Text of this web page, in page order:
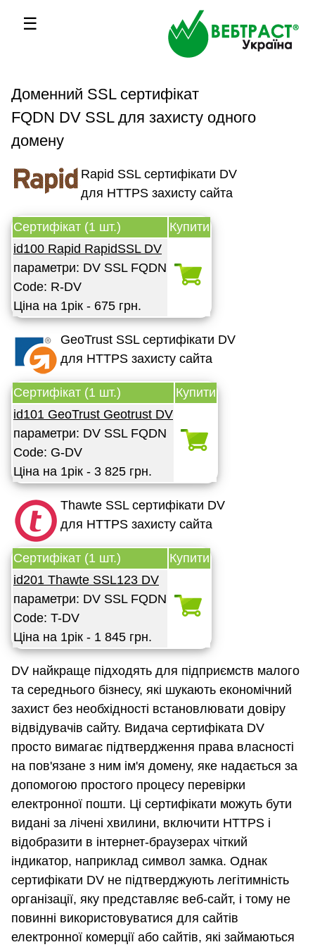
☰
Доменний SSL сертифікат
FQDN DV SSL для захисту одного
домену
Rapid SSL сертифікати DV
для HTTPS захисту сайта
Сертифікат (1 шт.)
Купити
id100 Rapid RapidSSL DV
параметри: DV SSL FQDN
Code: R-DV
Ціна на 1рік - 675 грн.
GeoTrust SSL сертифікати DV
для HTTPS захисту сайта
Сертифікат (1 шт.)
Купити
id101 GeoTrust Geotrust DV
параметри: DV SSL FQDN
Code: G-DV
Ціна на 1рік - 3 825 грн.
Thawte SSL сертифікати DV
для HTTPS захисту сайта
Сертифікат (1 шт.)
Купити
id201 Thawte SSL123 DV
параметри: DV SSL FQDN
Code: T-DV
Ціна на 1рік - 1 845 грн.
DV найкраще підходять для підприємств малого
та середнього бізнесу, які шукають економічний
захист без необхідності встановлювати довіру
відвідувачів сайту. Видача сертифіката DV
просто вимагає підтвердження права власності
на пов'язане з ним ім'я домену, яке надається за
допомогою простого процесу перевірки
електронної пошти. Ці сертифікати можуть бути
видані за лічені хвилини, включити HTTPS і
відобразити в інтернет-браузерах чіткий
індикатор, наприклад символ замка. Однак
сертифікати DV не підтверджують легітимність
організації, яку представляє веб-сайт, і тому не
повинні використовуватися для сайтів
електронної комерції або сайтів, які займаються